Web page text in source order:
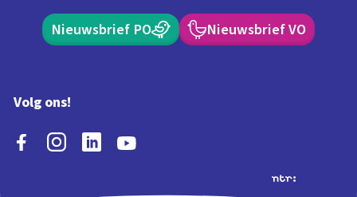
Nieuwsbrief PO Nieuwsbrief VO
Volg ons!